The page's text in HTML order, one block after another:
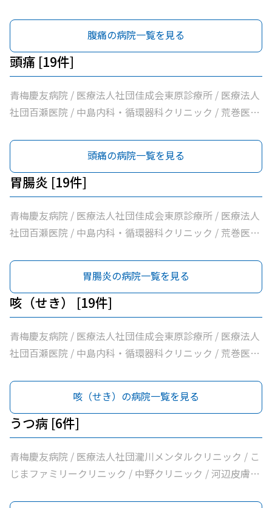
三清会青梅かすみ台クリニック / 医療法人社団向日葵清心
会ひまわり在宅診療所 / 坂元医院 / 吉野医院 / 医療法人社
団亀生会丹生クリニック / 河辺駅前クリニック / 医療法人
社団片平医院 / なごみクリニック / こみ内科クリニック /
やすらぎ在宅診療所 / 市立青梅総合医療センター / 医療法
人社団和風会多摩リハビリテーション病院
腹痛の病院一覧を見る
頭痛 [19件]
青梅慶友病院 / 医療法人社団佳成会東原診療所 / 医療法人
社団百瀬医院 / 中島内科・循環器科クリニック / 荒巻医院
三清会青梅かすみ台クリニック / 医療法人社団向日葵清心
会ひまわり在宅診療所 / 坂元医院 / 吉野医院 / 医療法人社
団亀生会丹生クリニック / 河辺駅前クリニック / 医療法人
社団片平医院 / なごみクリニック / こみ内科クリニック /
やすらぎ在宅診療所 / 市立青梅総合医療センター / 医療法
人社団和風会多摩リハビリテーション病院
頭痛の病院一覧を見る
胃腸炎 [19件]
青梅慶友病院 / 医療法人社団佳成会東原診療所 / 医療法人
社団百瀬医院 / 中島内科・循環器科クリニック / 荒巻医院
三清会青梅かすみ台クリニック / 医療法人社団向日葵清心
会ひまわり在宅診療所 / 坂元医院 / 吉野医院 / 医療法人社
団亀生会丹生クリニック / 河辺駅前クリニック / 医療法人
社団片平医院 / なごみクリニック / こみ内科クリニック /
やすらぎ在宅診療所 / 市立青梅総合医療センター / 医療法
人社団和風会多摩リハビリテーション病院
胃腸炎の病院一覧を見る
咳（せき） [19件]
青梅慶友病院 / 医療法人社団佳成会東原診療所 / 医療法人
社団百瀬医院 / 中島内科・循環器科クリニック / 荒巻医院
三清会青梅かすみ台クリニック / 医療法人社団向日葵清心
会ひまわり在宅診療所 / 坂元医院 / 吉野医院 / 医療法人社
団亀生会丹生クリニック / 河辺駅前クリニック / 医療法人
社団片平医院 / なごみクリニック / こみ内科クリニック /
やすらぎ在宅診療所 / 市立青梅総合医療センター / 医療法
人社団和風会多摩リハビリテーション病院
咳（せき）の病院一覧を見る
うつ病 [6件]
青梅慶友病院 / 医療法人社団瀧川メンタルクリニック / こ
じまファミリークリニック / 中野クリニック / 河辺皮膚科